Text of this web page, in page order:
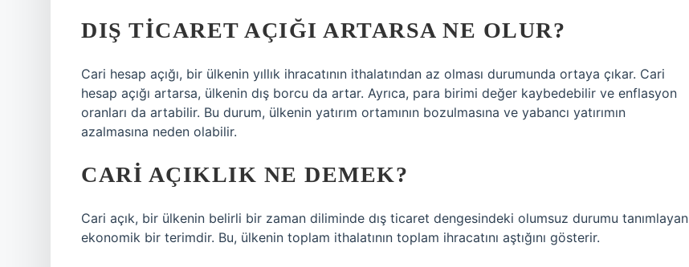
DIŞ TICARET AÇIĞI ARTARSA NE OLUR?
Cari hesap açığı, bir ülkenin yıllık ihracatının ithalatından az olması durumunda ortaya çıkar. Cari
hesap açığı artarsa, ülkenin dış borcu da artar. Ayrıca, para birimi değer kaybedebilir ve enflasyon
oranları da artabilir. Bu durum, ülkenin yatırım ortamının bozulmasına ve yabancı yatırımın
azalmasına neden olabilir.
CARI AÇIKLIK NE DEMEK?
Cari açık, bir ülkenin belirli bir zaman diliminde dış ticaret dengesindeki olumsuz durumu tanımlayan
ekonomik bir terimdir. Bu, ülkenin toplam ithalatının toplam ihracatını aştığını gösterir.